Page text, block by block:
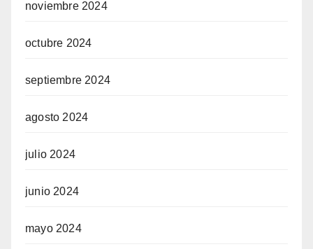
noviembre 2024
octubre 2024
septiembre 2024
agosto 2024
julio 2024
junio 2024
mayo 2024